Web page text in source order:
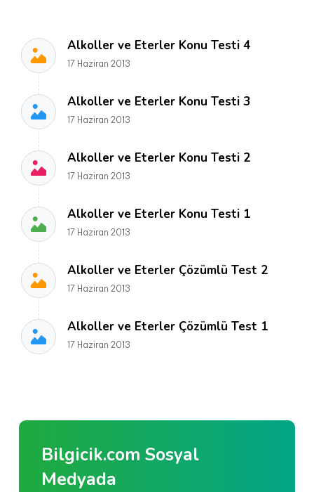
Alkoller ve Eterler Konu Testi 4
17 Haziran 2013
Alkoller ve Eterler Konu Testi 3
17 Haziran 2013
Alkoller ve Eterler Konu Testi 2
17 Haziran 2013
Alkoller ve Eterler Konu Testi 1
17 Haziran 2013
Alkoller ve Eterler Çözümlü Test 2
17 Haziran 2013
Alkoller ve Eterler Çözümlü Test 1
17 Haziran 2013
Bilgicik.com Sosyal
Medyada